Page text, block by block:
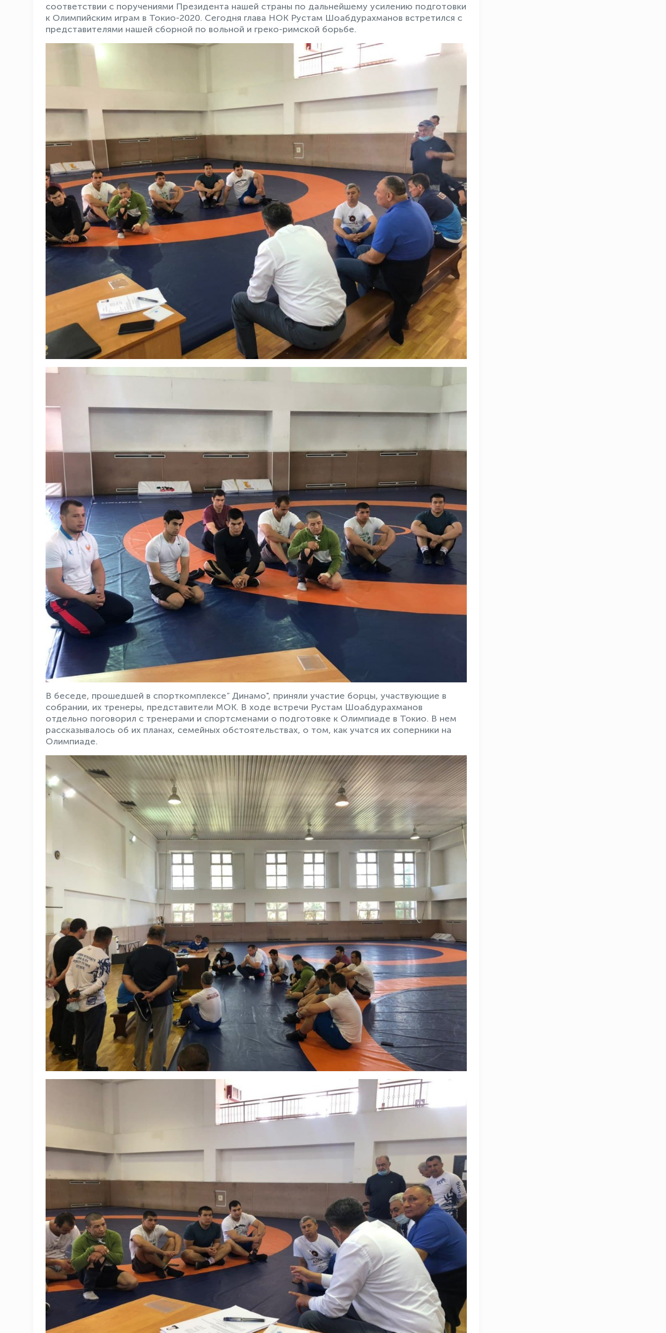
соответствии с поручениями Президента нашей страны по дальнейшему усилению подготовки
к Олимпийским играм в Токио-2020. Сегодня глава НОК Рустам Шоабдурахманов встретился с
представителями нашей сборной по вольной и греко-римской борьбе.
В беседе, прошедшей в спорткомплексе” Динамо", приняли участие борцы, участвующие в
собрании, их тренеры, представители МОК. В ходе встречи Рустам Шоабдурахманов
отдельно поговорил с тренерами и спортсменами о подготовке к Олимпиаде в Токио. В нем
рассказывалось об их планах, семейных обстоятельствах, о том, как учатся их соперники на
Олимпиаде.